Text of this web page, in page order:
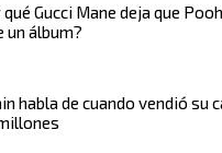
qué Gucci Mane deja que
un álbum?
habla de cuando vendió su